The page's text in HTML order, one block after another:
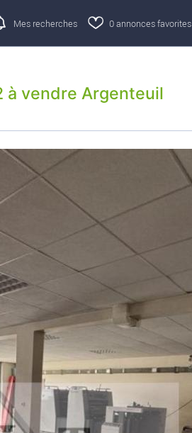
Mes recherches 0annonces favorites
à vendre Argenteuil